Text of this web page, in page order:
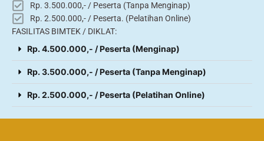
Rp. 3.500.000,- / Peserta (Tanpa Menginap)
Rp. 2.500.000,- / Peserta. (Pelatihan Online)
FASILITAS BIMTEK / DIKLAT:
Rp. 4.500.000,- / Peserta (Menginap)
Rp. 3.500.000,- / Peserta (Tanpa Menginap)
Rp. 2.500.000,- / Peserta (Pelatihan Online)